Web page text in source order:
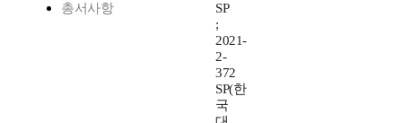
총서사항
SP
;
2021-
2-
372
SP(한
국